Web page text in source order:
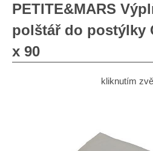
PETITE&MARS
polštář do postýlky
x 90
kliknutím